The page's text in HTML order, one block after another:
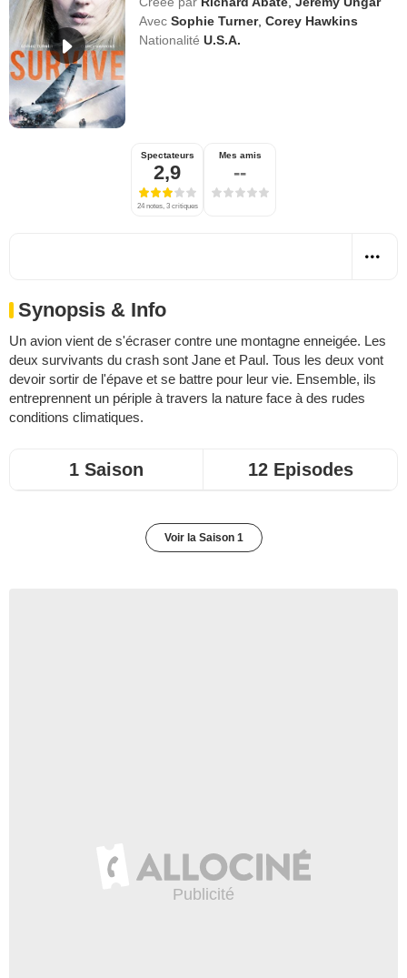
Avec Sophie Turner,Corey Hawkins
Nationalité U.S.A.
Spectateurs
2,9
24 notes, 3 critiques
Mes amis
--
Synopsis & Info
Un avion vient de s'écraser contre une montagne enneigée. Les
deux survivants du crash sont Jane et Paul. Tous les deux vont
devoir sortir de l'épave et se battre pour leur vie. Ensemble, ils
entreprennent un périple à travers la nature face à des rudes
conditions climatiques.
1 Saison 12 Episodes
Voir la Saison 1